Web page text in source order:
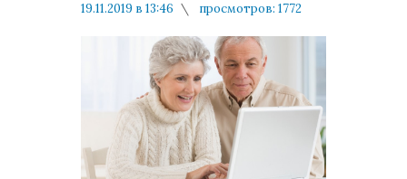
19.11.2019 в 13:46
просмотров: 1772
Денежное довольствие